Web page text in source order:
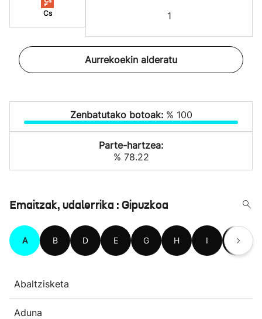
Cs 1
Aurrekoekin alderatu
Zenbatutako botoak: % 100
Parte-hartzea:
% 78.22
Emaitzak, udalerrika : Gipuzkoa
A B D E G H I L
Abaltzisketa
Aduna